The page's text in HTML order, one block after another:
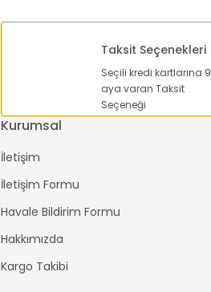
Taksit Seçenekleri
Seçili kredi kartlarına 9
aya varan Taksit
Seçeneği
Kurumsal
İletişim
İletişim Formu
Havale Bildirim Formu
Hakkımızda
Kargo Takibi